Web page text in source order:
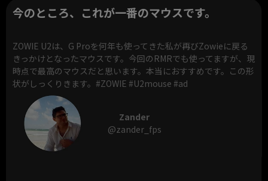
今のところ、これが一番のマウスです。
ZOWIE U2は、G Proを何年も使ってきた私が再びZowieに戻る
きっかけとなったマウスです。今回のRMRでも使ってますが、現
時点で最高のマウスだと思います。本当におすすめです。この形
状がしっくりきます。#ZOWIE #U2mouse #ad
Zander
@zander_fps